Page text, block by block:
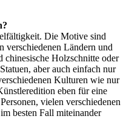
Die Motive sind
verschiedenen Ländern und
chinesische Holzschnitte oder
aber auch einfach nur
Kulturen wie nur
eben für eine
vielen verschiedenen
besten Fall miteinander